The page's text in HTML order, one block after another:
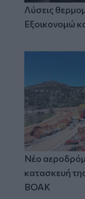
Λύσεις
Εξοικονομώ
Νέο
κατασκευή
ΒΟΑΚ